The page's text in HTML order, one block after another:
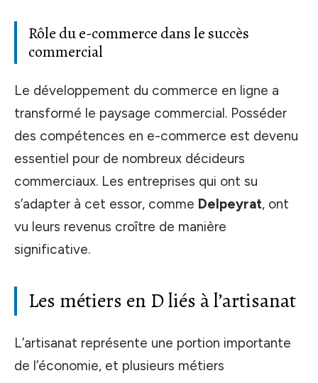
Rôle du e-commerce dans le succès
commercial
Le développement du commerce en ligne a
transformé le paysage commercial. Posséder
des compétences en e-commerce est devenu
essentiel pour de nombreux décideurs
commerciaux. Les entreprises qui ont su
s’adapter à cet essor, comme Delpeyrat, ont
vu leurs revenus croître de manière
significative.
Les métiers en D liés à l’artisanat
L’artisanat représente une portion importante
de l’économie, et plusieurs métiers